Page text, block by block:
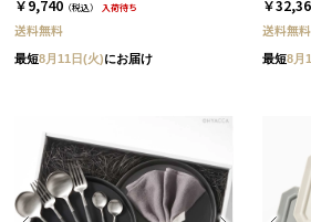
￥9,740 （税込） 入荷待ち
送料無料
最短8月11日(火)にお届け
￥
送料無料
最短8月